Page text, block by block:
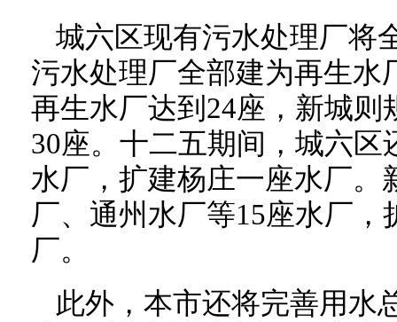
城六区现有污水处理厂将
污水处理厂全部建为再生水
再生水厂达到24座，新城
30座。十二五期间，城六区
水厂，扩建杨庄一座水厂。
厂、通州水厂等15座水厂，
厂。
此外，本市还将完善用水